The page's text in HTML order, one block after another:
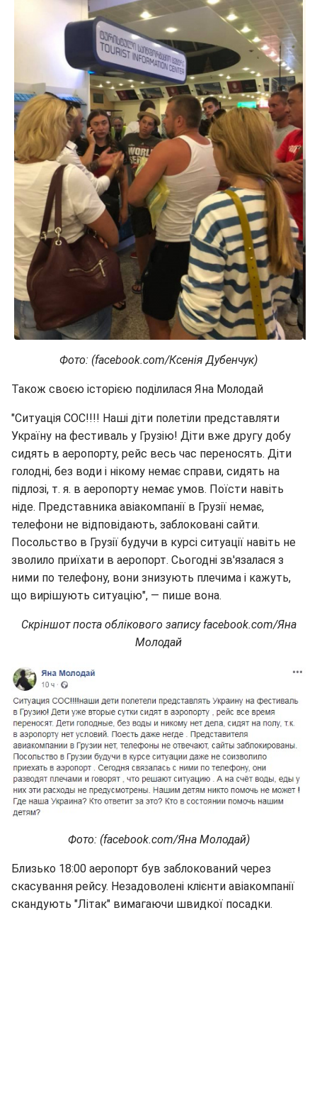
Фото: (facebook.com/Ксенія Дубенчук)
Також своєю історією поділилася Яна Молодай
"Ситуація СОС!!!! Наші діти полетіли представляти
Україну на фестиваль у Грузію! Діти вже другу добу
сидять в аеропорту, рейс весь час переносять. Діти
голодні, без води і нікому немає справи, сидять на
підлозі, т. я. в аеропорту немає умов. Поїсти навіть
ніде. Представника авіакомпанії в Грузії немає,
телефони не відповідають, заблоковані сайти.
Посольство в Грузії будучи в курсі ситуації навіть не
зволило приїхати в аеропорт. Сьогодні зв'язалася з
ними по телефону, вони знизують плечима і кажуть,
що вирішують ситуацію", — пише вона.
Скріншот поста облікового запису facebook.com/Яна
Молодай
Фото: (facebook.com/Яна Молодай)
Близько 18:00 аеропорт був заблокований через
скасування рейсу. Незадоволені клієнти авіакомпанії
скандують "Літак" вимагаючи швидкої посадки.